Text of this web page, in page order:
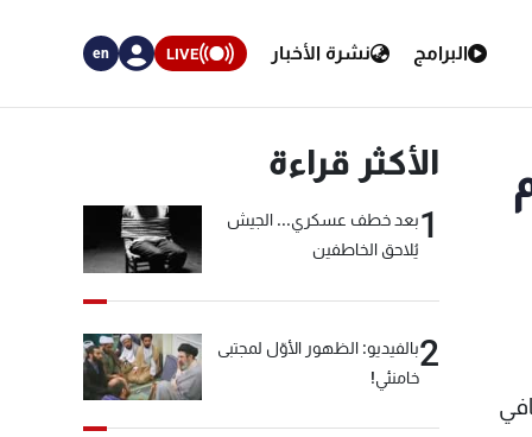
البرامج نشرة الأخبار LIVE
en
الأكثر قراءة
1بعد خطف عسكري... الجيش
يُلاحق الخاطفين
2بالفيديو: الظهور الأوّل لمجتبى
خامنئي!